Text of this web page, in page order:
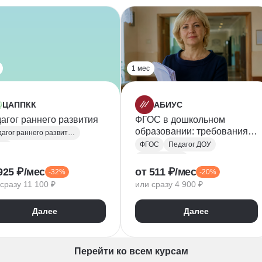
ЦАППКК
раннего развития
Педагог раннего развития
психология
₽/мес -32%
11 100 ₽
Далее
1 мес
АБИУС
ФГОС в дошкольном
образовании: требования и
практические решения
ФГОС
Педагог ДОУ
Общая педагогика
от 511 ₽/мес -20%
или сразу 4 900 ₽
Далее
Перейти ко всем курсам